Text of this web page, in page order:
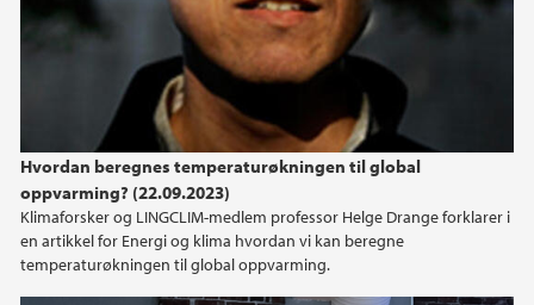
Hvordan beregnes temperaturøkningen til global
oppvarming? (22.09.2023)
Klimaforsker og LINGCLIM-medlem professor Helge Drange forklarer i
en artikkel for Energi og klima hvordan vi kan beregne
temperaturøkningen til global oppvarming.
2023
2022
2021
2019